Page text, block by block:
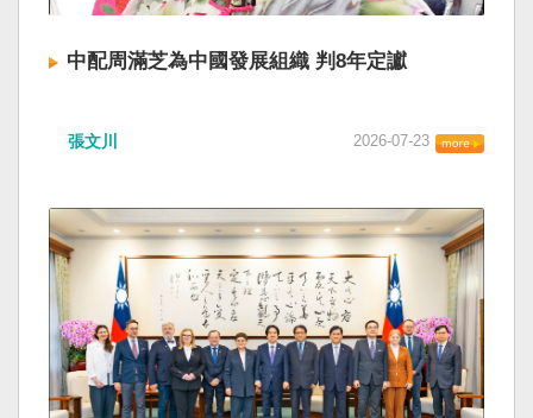
中配周滿芝為中國發展組織 判8年定讞
張文川 2026-07-23